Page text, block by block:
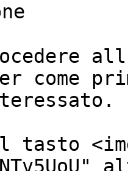
come
tasto